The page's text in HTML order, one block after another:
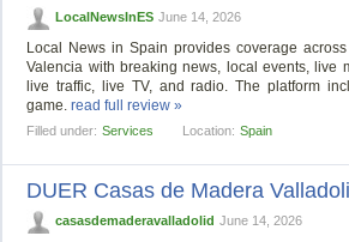
LocalNewsInES June 14, 2026
Local News in Spain provides coverage
Valencia with breaking news, local events, live
live traffic, live TV, and radio. The platform
game.read full review »
Filled under: Services Location: Spain
DUER Casas de Madera
casasdemaderavalladolid June 14, 2026